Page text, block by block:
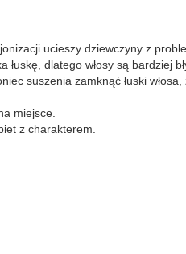
ucieszy dziewczyny z
dlatego włosy są bardziej
suszenia zamknąć łuski włosa,
miejsce.
z charakterem.